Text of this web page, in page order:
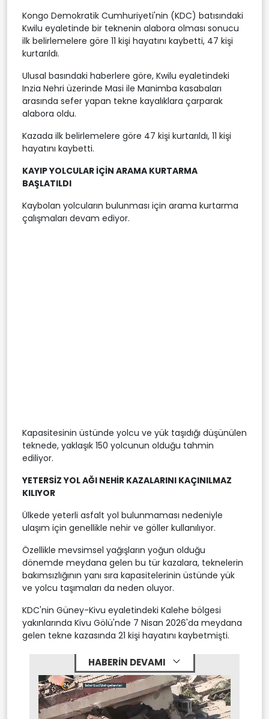
Kongo Demokratik Cumhuriyeti'nin (KDC) batısındaki
Kwilu eyaletinde bir teknenin alabora olması sonucu
ilk belirlemelere göre 11 kişi hayatını kaybetti, 47 kişi
kurtarıldı.
Ulusal basındaki haberlere göre, Kwilu eyaletindeki
Inzia Nehri üzerinde Masi ile Manimba kasabaları
arasında sefer yapan tekne kayalıklara çarparak
alabora oldu.
Kazada ilk belirlemelere göre 47 kişi kurtarıldı, 11 kişi
hayatını kaybetti.
KAYIP YOLCULAR İÇİN ARAMA KURTARMA
BAŞLATILDI
Kaybolan yolcuların bulunması için arama kurtarma
çalışmaları devam ediyor.
Kapasitesinin üstünde yolcu ve yük taşıdığı düşünülen
teknede, yaklaşık 150 yolcunun olduğu tahmin
ediliyor.
YETERSİZ YOL AĞI NEHİR KAZALARINI KAÇINILMAZ
KILIYOR
Ülkede yeterli asfalt yol bulunmaması nedeniyle
ulaşım için genellikle nehir ve göller kullanılıyor.
Özellikle mevsimsel yağışların yoğun olduğu
dönemde meydana gelen bu tür kazalara, teknelerin
bakımsızlığının yanı sıra kapasitelerinin üstünde yük
ve yolcu taşımaları da neden oluyor.
KDC'nin Güney-Kivu eyaletindeki Kalehe bölgesi
yakınlarında Kivu Gölü'nde 7 Nisan 2026'da meydana
gelen tekne kazasında 21 kişi hayatını kaybetmişti.
HABERİN DEVAMI